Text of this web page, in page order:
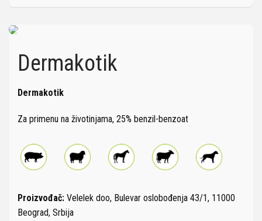
Dermakotik
Dermakotik
Za primenu na životinjama, 25% benzil-benzoat
Proizvođač: Velelek doo, Bulevar oslobođenja 43/1, 11000
Beograd, Srbija